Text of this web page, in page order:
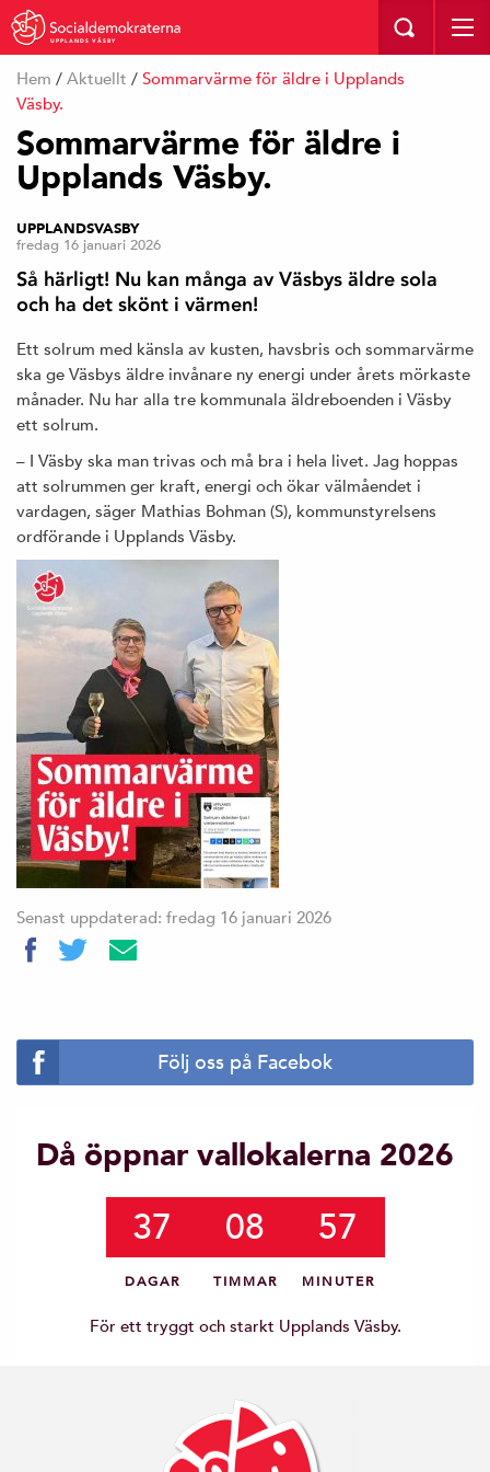
UPPLANDS VÄSBY
Hem / Aktuellt / Sommarvärme för äldre i Upplands
Väsby.
Sommarvärme för äldre i
Upplands Väsby.
UPPLANDSVASBY
fredag 16 januari 2026
Så härligt! Nu kan många av Väsbys äldre sola
och ha det skönt i värmen!
Ett solrum med känsla av kusten, havsbris och sommarvärme
ska ge Väsbys äldre invånare ny energi under årets mörkaste
månader. Nu har alla tre kommunala äldreboenden i Väsby
ett solrum.
– I Väsby ska man trivas och må bra i hela livet. Jag hoppas
att solrummen ger kraft, energi och ökar välmåendet i
vardagen, säger Mathias Bohman (S), kommunstyrelsens
ordförande i Upplands Väsby.
Senast uppdaterad: fredag 16 januari 2026
Följ oss på Facebok
Då öppnar vallokalerna 2026
37 08 57
DAGAR TIMMAR MINUTER
För ett tryggt och starkt Upplands Väsby.